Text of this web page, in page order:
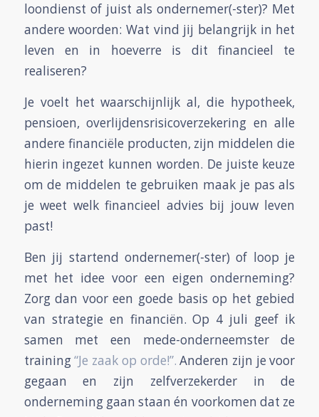
loondienst of juist als ondernemer(-ster)? Met
andere woorden: Wat vind jij belangrijk in het
leven en in hoeverre is dit financieel te
realiseren?
Je voelt het waarschijnlijk al, die hypotheek,
pensioen, overlijdensrisicoverzekering en alle
andere financiële producten, zijn middelen die
hierin ingezet kunnen worden. De juiste keuze
om de middelen te gebruiken maak je pas als
je weet welk financieel advies bij jouw leven
past!
Ben jij startend ondernemer(-ster) of loop je
met het idee voor een eigen onderneming?
Zorg dan voor een goede basis op het gebied
van strategie en financiën. Op 4 juli geef ik
samen met een mede-onderneemster de
training“Je zaak op orde!”. Anderen zijn je voor
gegaan en zijn zelfverzekerder in de
onderneming gaan staan én voorkomen dat ze